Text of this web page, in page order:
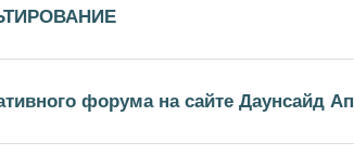
форума на сайте Даунсайд Ап